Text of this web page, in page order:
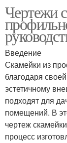
Чертежи
Введение
Скамейки из
благодаря
эстетичному
подходят для
помещений. В
чертеж
процесс